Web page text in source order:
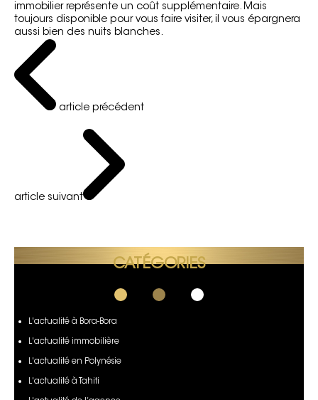
immobilier représente un coût supplémentaire. Mais
toujours disponible pour vous faire visiter, il vous épargnera
aussi bien des nuits blanches.
article précédent
article suivant
CATÉGORIES
L'actualité à Bora-Bora
L'actualité immobilière
L'actualité en Polynésie
L'actualité à Tahiti